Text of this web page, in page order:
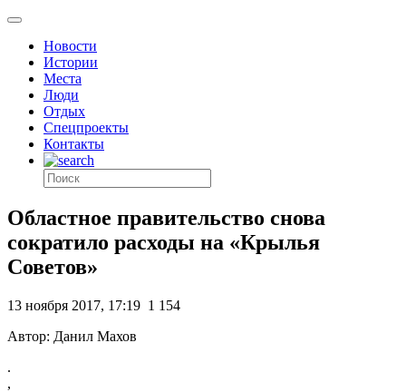
Новости
Истории
Места
Люди
Отдых
Спецпроекты
Контакты
Областное правительство снова
сократило расходы на «Крылья
Советов»
13 ноября 2017, 17:19 1 154
Автор: Данил Махов
.
,